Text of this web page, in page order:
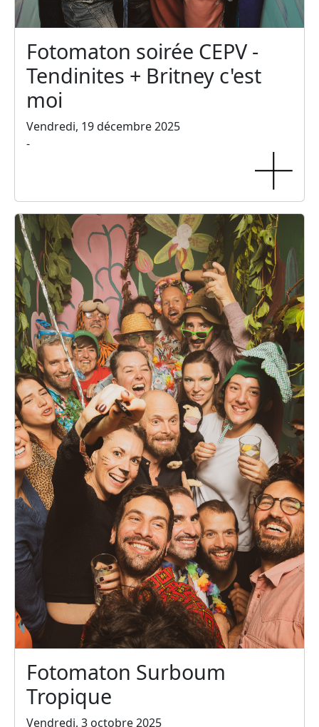
Fotomaton soirée CEPV -
Tendinites + Britney c'est
moi
Vendredi, 19 décembre 2025
-
Fotomaton Surboum
Tropique
Vendredi, 3 octobre 2025